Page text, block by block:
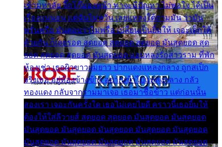
เข้ามหาลัย จิ๊กโก๊มองหน้า ท่าจะมีปัญหา ไม่พอใจ ได้เป็น
เรื่องแน่นอน แต่ฉันไม่หวั่น เลยแหลงใต้ถามมัน ว่ามัน
พรั่นพรือ มันตอบว่าไม่พรื่อ เปลี่ยนเป็นยิ้มให้ เจอะเด็กใต้
ด้วยกัน ก็เลยรอด สุดยอด สุดยอด สุดยอด มันสุดยอด สุด
ยอด สุดยอด สุดยอด มันสุดยอด แอบหลงรักสาวราม ที่พัก
ห้องเช่า เธอผิวขาวผมยาว ปากแดงแหลงกลาง ถูกสเป็ก
จริงเธอ อยู่ห้องข้างข้าง อยากเข้าไปแหลงกลาง กลัว
ทองแดง กลับจากรามมาเจอ เธอมาซื้อข้าว แต่ก่อนนั้น
สองเรา เจอะกันครั้งใด เธอไม่เคยไยดี คราวนี้เธอยิ้มให้
ต้องให้ใส่ลีวายส์ สุดยอด สุดยอด มันสุดยอด มันสุดยอด
มันสุดยอด มันสุดยอด มันสุดยอด มันสุดยอด มันสุดยอด
มันสุดยอด มันสุดยอด มันสุดยอด มันสุดยอด มันสุดยอด